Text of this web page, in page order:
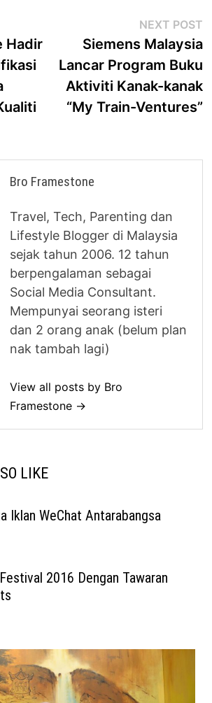
Hadir
NEXT POST
Siemens Malaysia
Lancar Program Buku
Aktiviti Kanak-kanak
“My Train-Ventures”
Bro Framestone
Travel, Tech, Parenting dan
Lifestyle Blogger di Malaysia
sejak tahun 2006. 12 tahun
berpengalaman sebagai
Social Media Consultant.
Mempunyai seorang isteri
dan 2 orang anak (belum plan
nak tambah lagi)
View all posts by Bro
Framestone →
LIKE
Iklan WeChat Antarabangsa
2016 Dengan Tawaran